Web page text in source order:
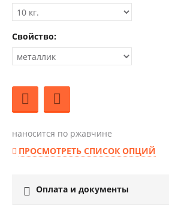
Свойство:
наносится по ржавчине
ПРОСМОТРЕТЬ СПИСОК ОПЦИЙ
 Оплата и документы